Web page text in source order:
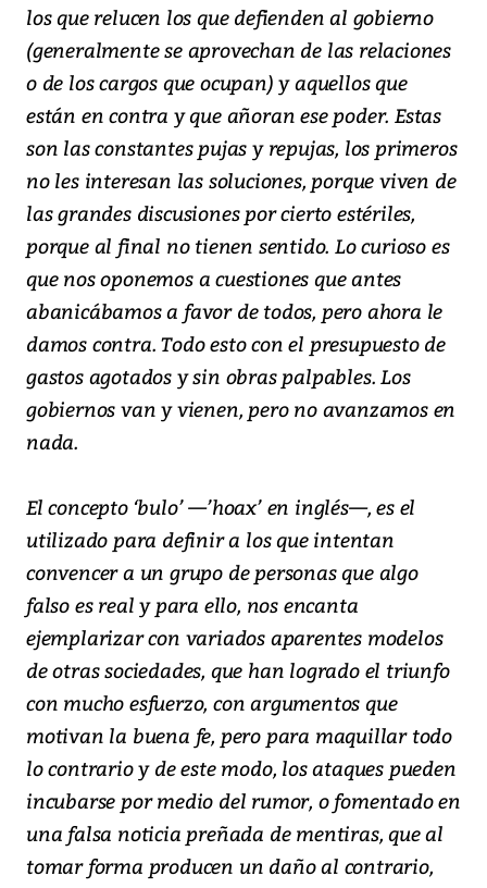
los que relucen los que defienden al gobierno
(generalmente se aprovechan de las relaciones
o de los cargos que ocupan) y aquellos que
están en contra y que añoran ese poder. Estas
son las constantes pujas y repujas, los primeros
no les interesan las soluciones, porque viven de
las grandes discusiones por cierto estériles,
porque al final no tienen sentido. Lo curioso es
que nos oponemos a cuestiones que antes
abanicábamos a favor de todos, pero ahora le
damos contra. Todo esto con el presupuesto de
gastos agotados y sin obras palpables. Los
gobiernos van y vienen, pero no avanzamos en
nada.
El concepto ‘bulo’ —’hoax’ en inglés—, es el
utilizado para definir a los que intentan
convencer a un grupo de personas que algo
falso es real y para ello, nos encanta
ejemplarizar con variados aparentes modelos
de otras sociedades, que han logrado el triunfo
con mucho esfuerzo, con argumentos que
motivan la buena fe, pero para maquillar todo
lo contrario y de este modo, los ataques pueden
incubarse por medio del rumor, o fomentado en
una falsa noticia preñada de mentiras, que al
tomar forma producen un daño al contrario,